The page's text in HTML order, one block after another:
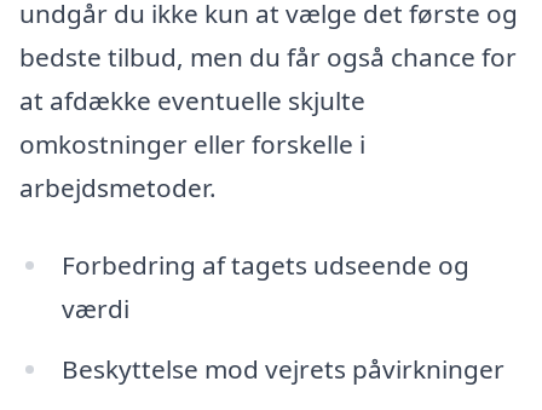
undgår du ikke kun at vælge det første og
bedste tilbud, men du får også chance for
at afdække eventuelle skjulte
omkostninger eller forskelle i
arbejdsmetoder.
Forbedring af tagets udseende og
værdi
Beskyttelse mod vejrets påvirkninger